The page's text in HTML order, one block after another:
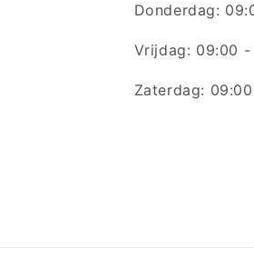
Donderdag:
Vrijdag: 09:00 -
Zaterdag: